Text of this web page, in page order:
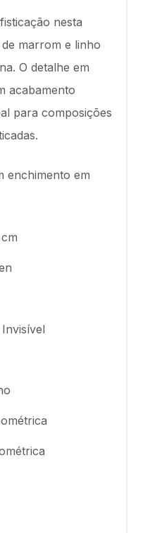
nesta
marrom e linho
O detalhe em
acabamento
para composições
enchimento em